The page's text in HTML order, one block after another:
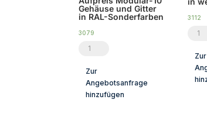
Gehäuse und Gitter
in RAL-Sonderfarben
3079
Aufpreis
Gehäuse
Zur
Angebotsanfrage
hinzufügen
3112
Zur